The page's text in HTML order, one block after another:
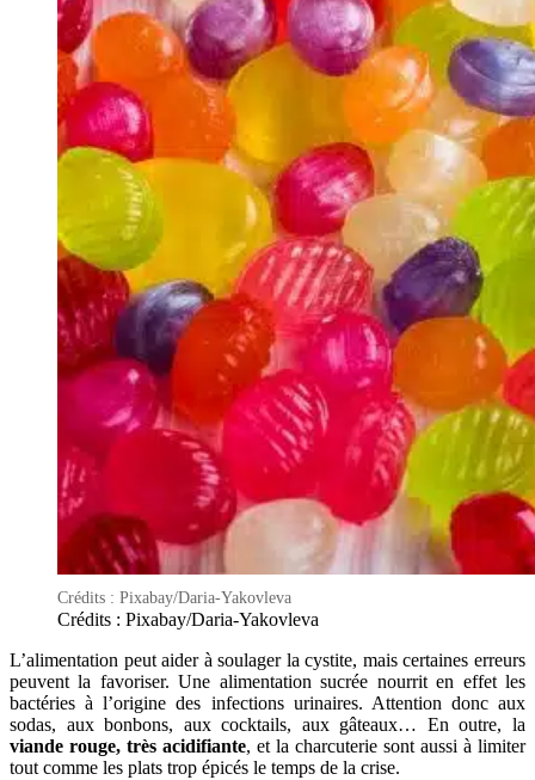
Crédits : Pixabay/Daria-Yakovleva
Crédits : Pixabay/Daria-Yakovleva
L’alimentation peut aider à soulager la cystite, mais certaines erreurs
peuvent la favoriser. Une alimentation sucrée nourrit en effet les
bactéries à l’origine des infections urinaires. Attention donc aux
sodas, aux bonbons, aux cocktails, aux gâteaux… En outre, la
viande rouge, très acidifiante, et la charcuterie sont aussi à limiter
tout comme les plats trop épicés le temps de la crise.